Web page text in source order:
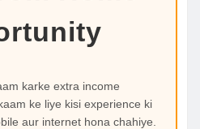
karke extra income
ke liye kisi experience ki
aur internet hona chahiye.